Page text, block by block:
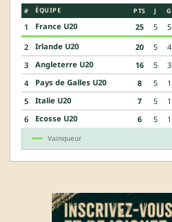
# ÉQUIPE PTS J G
1 France U20 25 5 5
2
Irlande U20 20 5 4
3
Angleterre U20 16 5 3
4
Pays de Galles U20 8 5 1
5
Italie U20 7 5 1
6
Ecosse U20 6 5 1
Vainqueur